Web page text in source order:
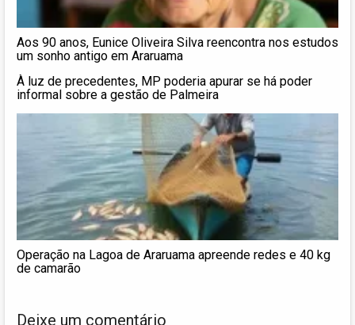
Aos 90 anos, Eunice Oliveira Silva reencontra nos estudos
um sonho antigo em Araruama
À luz de precedentes, MP poderia apurar se há poder
informal sobre a gestão de Palmeira
Operação na Lagoa de Araruama apreende redes e 40 kg
de camarão
Deixe um comentário